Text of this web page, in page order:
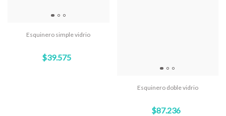
Esquinero simple vidrio
$39.575
Esquinero doble vidrio
$87.236